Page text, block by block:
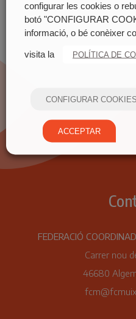
FEDERACIÓ
Carrer nou
46680
configurar les cookies o
botó "CONFIGURAR
informació, o bé conèixer
visita la POLÍTICA DE
CONFIGURAR COOKIES
ACCEPTAR